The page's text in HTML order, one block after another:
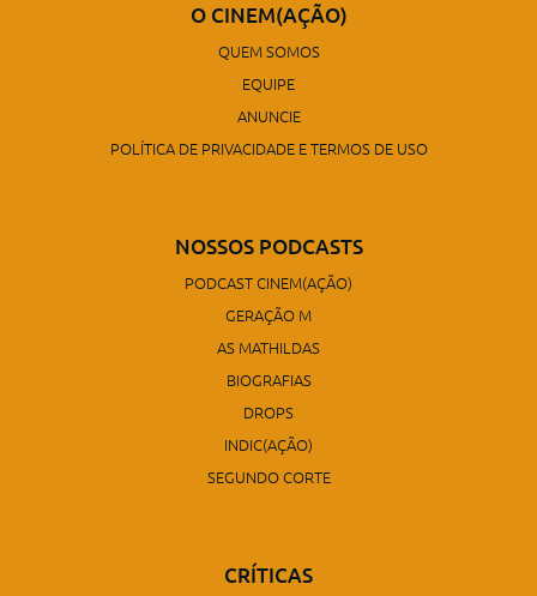
O CINEM(AÇÃO)
QUEM SOMOS
EQUIPE
ANUNCIE
POLÍTICA DE PRIVACIDADE E TERMOS DE USO
NOSSOS PODCASTS
PODCAST CINEM(AÇÃO)
GERAÇÃO M
AS MATHILDAS
BIOGRAFIAS
DROPS
INDIC(AÇÃO)
SEGUNDO CORTE
CRÍTICAS